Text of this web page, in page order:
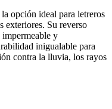
opción ideal para letreros
exteriores. Su reverso
y
inigualable para
contra la lluvia, los rayos